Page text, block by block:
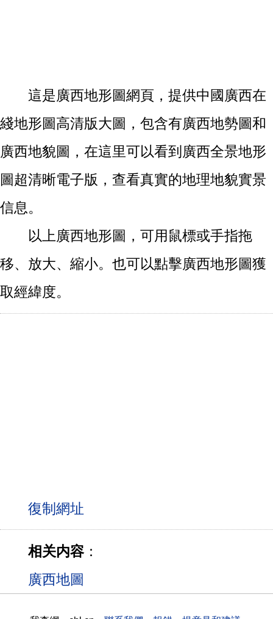
這是廣西地形圖網頁，提供中國廣西在
綫地形圖高清版大圖，包含有廣西地勢圖和
廣西地貌圖，在這里可以看到廣西全景地形
圖超清晰電子版，查看真實的地理地貌實景
信息。
以上廣西地形圖，可用鼠標或手指拖
移、放大、縮小。也可以點擊廣西地形圖獲
取經緯度。
相关内容：
廣西地圖